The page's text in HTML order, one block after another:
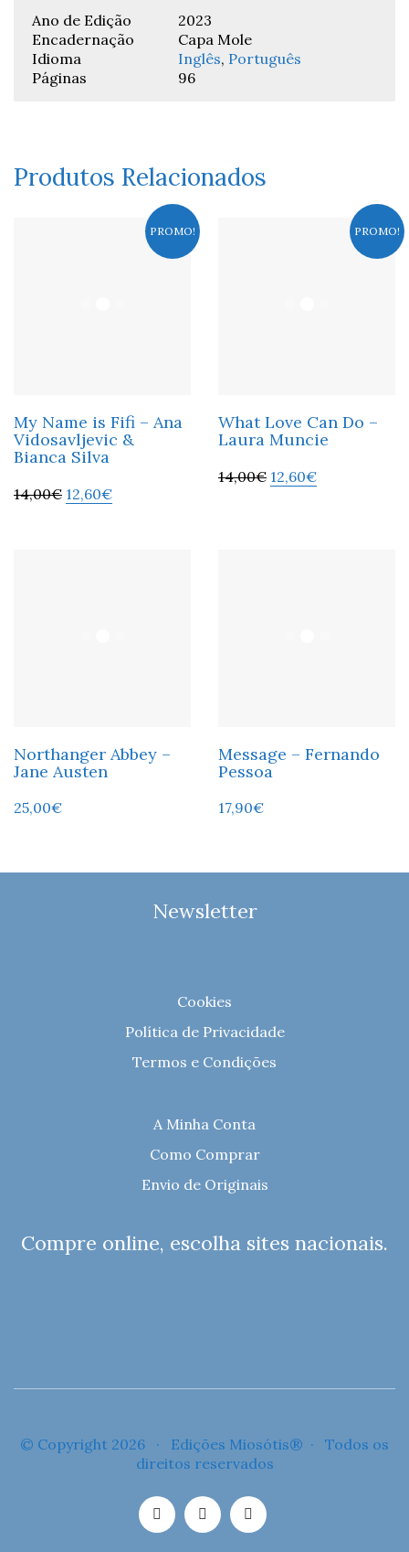
Ano de Edição
2023
Encadernação
Capa Mole
Idioma
Inglês, Português
Páginas
96
Produtos Relacionados
PROMO!
My Name is Fifi – Ana
Vidosavljevic &
Bianca Silva
14,00€ 12,60€
PROMO!
What Love Can Do –
Laura Muncie
14,00€ 12,60€
Northanger Abbey –
Jane Austen
25,00€
Message – Fernando
Pessoa
17,90€
Newsletter
Cookies
Política de Privacidade
Termos e Condições
A Minha Conta
Como Comprar
Envio de Originais
Compre online, escolha sites nacionais.
© Copyright 2026 · Edições Miosótis® · Todos os
direitos reservados